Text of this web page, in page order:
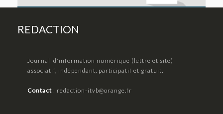
REDACTION
Journal d'information numérique (lettre et site)
associatif, indépendant, participatif et gratuit.
Contact : redaction-itvb@orange.fr